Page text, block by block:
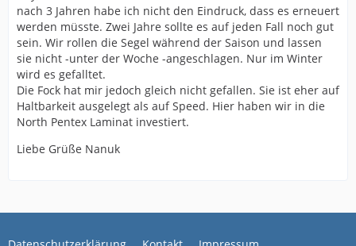
nach 3 Jahren habe ich nicht den Eindruck, dass es erneuert
werden müsste. Zwei Jahre sollte es auf jeden Fall noch gut
sein. Wir rollen die Segel während der Saison und lassen
sie nicht -unter der Woche -angeschlagen. Nur im Winter
wird es gefalltet.
Die Fock hat mir jedoch gleich nicht gefallen. Sie ist eher auf
Haltbarkeit ausgelegt als auf Speed. Hier haben wir in die
North Pentex Laminat investiert.
Liebe Grüße Nanuk